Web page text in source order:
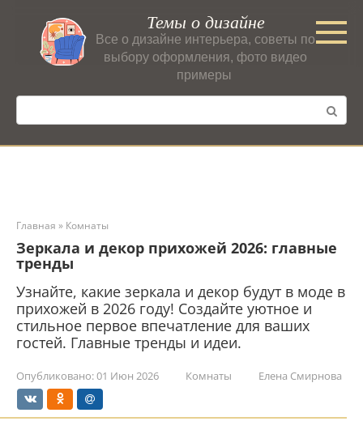
контенту
Темы о дизайне
Все о дизайне интерьера, советы по
выбору оформления, фото видео
примеры
Поиск:
Главная » Комнаты
Зеркала и декор прихожей 2026: главные
тренды
Узнайте, какие зеркала и декор будут в моде в
прихожей в 2026 году! Создайте уютное и
стильное первое впечатление для ваших
гостей. Главные тренды и идеи.
Опубликовано:01 Июн 2026 Комнаты Елена Смирнова